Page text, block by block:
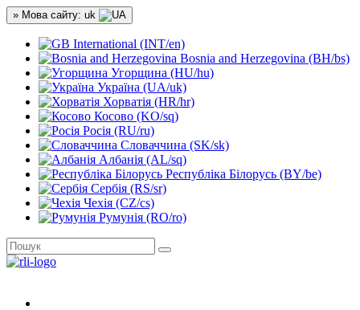
» Мова сайту: uk
International (INT/en)
Bosnia and Herzegovina (BH/bs)
Угорщина (HU/hu)
Україна (UA/uk)
Хорватія (HR/hr)
Косово (KO/sq)
Росія (RU/ru)
Словаччина (SK/sk)
Албанія (AL/sq)
Республіка Білорусь (BY/be)
Сербія (RS/sr)
Чехія (CZ/cs)
Румунія (RO/ro)